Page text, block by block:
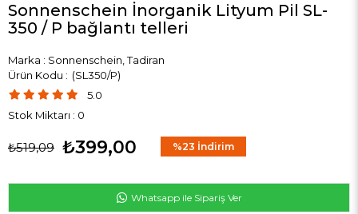
Sonnenschein İnorganik Lityum Pil SL-
350 / P bağlantı telleri
Marka : Sonnenschein, Tadiran
(SL350/P)
5.0
Stok Miktarı : 0
₺519,09 ₺399,00 %23 İndirim
Whatsapp ile Sipariş Ver